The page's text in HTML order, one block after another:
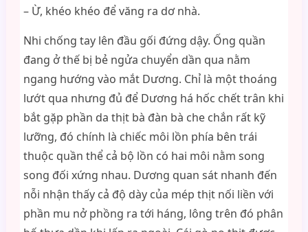
– Ừ, khéo khéo để văng ra dơ nhà.
Nhi chống tay lên đầu gối đứng dậy. Ống quần
đang ở thế bị bẻ ngửa chuyển dần qua nằm
ngang hướng vào mắt Dương. Chỉ là một thoáng
lướt qua nhưng đủ để Dương há hốc chết trân khi
bắt gặp phần da thịt bà đàn bà che chắn rất kỹ
lưỡng, đó chính là chiếc môi lồn phía bên trái
thuộc quần thể cả bộ lồn có hai môi nằm song
song đối xứng nhau. Dương quan sát nhanh đến
nỗi nhận thấy cả độ dày của mép thịt nối liền với
phần mu nở phồng ra tới háng, lông trên đó phân